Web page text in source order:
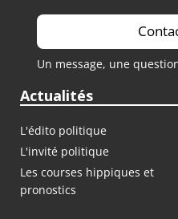
Un message, une
Actualités
L'édito politique
L'invité politique
Les courses hippiques et
pronostics